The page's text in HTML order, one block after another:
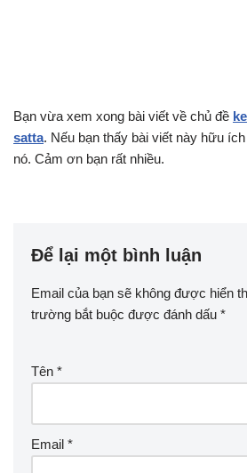
Bạn vừa xem xong bài viết về chủ đề
satta. Nếu bạn thấy bài viết này hữu
nó. Cảm ơn bạn rất nhiều.
Để lại một bình luận
Email của bạn sẽ không được hiển
trường bắt buộc được đánh dấu *
Tên *
Email *